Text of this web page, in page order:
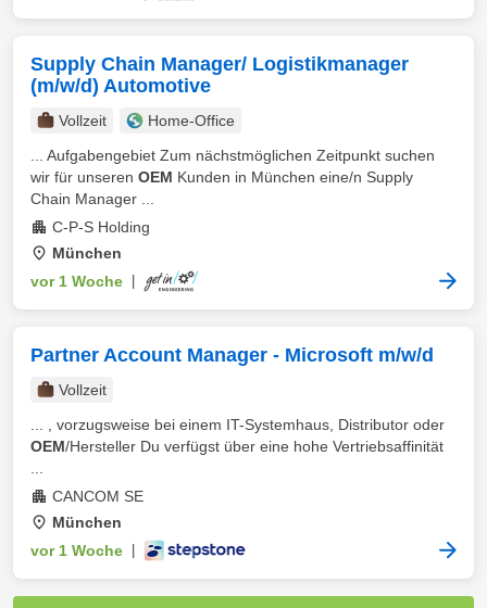
Supply Chain Manager/ Logistikmanager
(m/w/d) Automotive
Vollzeit
Home-Office
... Aufgabengebiet Zum nächstmöglichen Zeitpunkt suchen
wir für unseren OEM Kunden in München eine/n Supply
Chain Manager ...
C-P-S Holding
München
vor 1 Woche
Partner Account Manager - Microsoft m/w/d
Vollzeit
... , vorzugsweise bei einem IT-Systemhaus, Distributor oder
OEM/Hersteller Du verfügst über eine hohe Vertriebsaffinität
CANCOM SE
München
vor 1 Woche